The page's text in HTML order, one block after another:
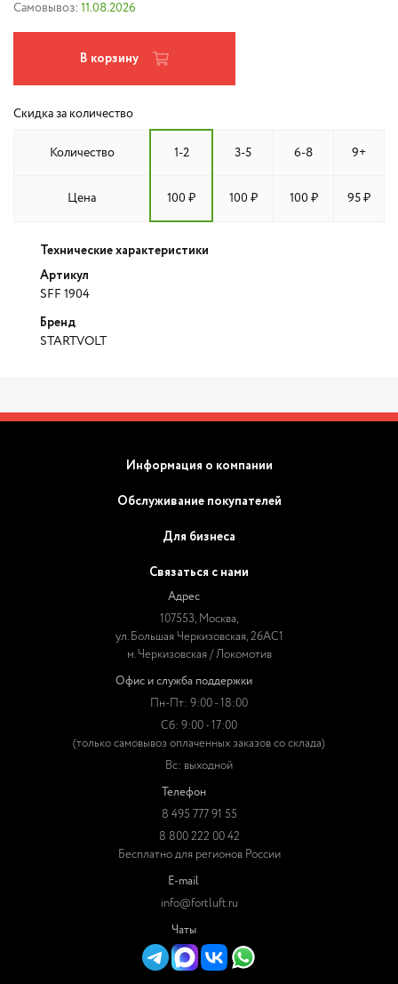
Самовывоз: 11.08.2026
В корзину
Скидка за количество
Количество 1-2 3-5 6-8 9+
Цена 100 ₽ 100 ₽ 100 ₽ 95 ₽
Технические характеристики
Артикул
SFF 1904
Бренд
STARTVOLT
Информация о компании
Обслуживание покупателей
Для бизнеса
Связаться с нами
Адрес
107553, Москва,
ул. Большая Черкизовская, 26АС1
м. Черкизовская / Локомотив
Офис и служба поддержки
Пн-Пт: 9:00 - 18:00
Сб: 9:00 - 17:00
(только самовывоз оплаченных заказов со склада)
Вс: выходной
Телефон
8 495 777 91 55
8 800 222 00 42
Бесплатно для регионов России
E-mail
info@fortluft.ru
Чаты